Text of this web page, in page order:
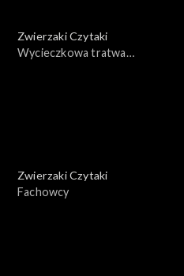
Zwierzaki Czytaki
Wycieczkowa tratwa
Zwierzaki Czytaki
Fachowcy